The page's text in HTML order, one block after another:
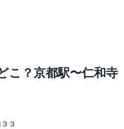
こ？京都駅〜仁和寺
３